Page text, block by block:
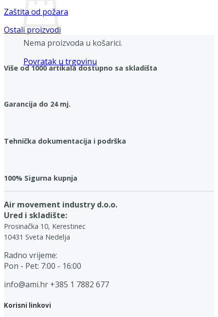
Nema proizvoda u košarici.
Povratak u trgovinu
Zaštita od požara
Ostali proizvodi
Više od 1000 artikala dostupno sa skladišta
Garancija do 24 mj.
Tehnička dokumentacija i podrška
100% Sigurna kupnja
Air movement industry d.o.o.
Ured i skladište:
Prosinačka 10, Kerestinec
10431 Sveta Nedelja
Radno vrijeme:
Pon - Pet: 7:00 - 16:00
info@ami.hr +385 1 7882 677
Korisni linkovi